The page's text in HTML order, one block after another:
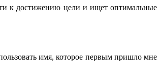
к достижению цели и ищет оптимальные
имя, которое первым пришло мне